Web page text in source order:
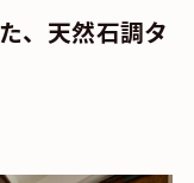
、天然石調タ